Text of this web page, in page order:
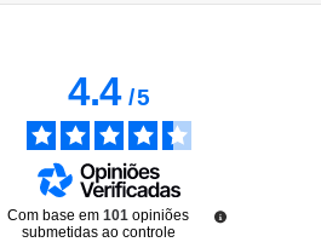
4.4/5
Com base em 101 opiniões
submetidas ao controle